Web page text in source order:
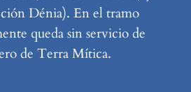
Dénia). En el tramo
queda sin servicio de
de Terra Mítica.